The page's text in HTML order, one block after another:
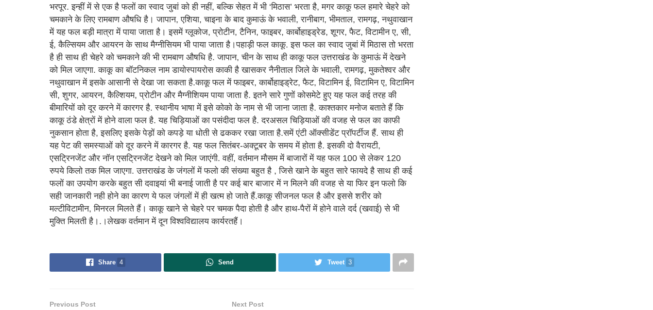
भरपूर. इन्हीं में से एक है फलों का स्वाद जुबां को ही नहीं, बल्कि सेहत में भी ‘मिठास’ भरता है, मगर काकू फल हमारे चेहरे को
चमकाने के लिए रामबाण औषधि है। जापान, एशिया, चाइना के बाद कुमाऊं के भवाली, रानीबाग, भीमताल, रामगढ़, नथुवाखान
में यह फल बड़ी मात्रा में पाया जाता है। इसमें ग्लूकोज, प्रोटीन, टैनिन, फाइबर, कार्बोहाइड्रेड, शूगर, फैट, विटामीन ए, सी,
ई, कैल्सियम और आयरन के साथ मैग्नीसियम भी पाया जाता है।पहाड़ी फल काकू. इस फल का स्वाद जुबां में मिठास तो भरता
है ही साथ ही चेहरे को चमकाने की भी रामबाण औषधि है. जापान, चीन के साथ ही काकू फल उत्तराखंड के कुमाऊं में देखने
को मिल जाएगा. काकू का बॉटनिकल नाम डायोस्पायरोस काकी है खासकर नैनीताल जिले के भवाली, रामगढ़, मुकतेश्वर और
नथुवाखान में इसके आसानी से देखा जा सकता है.काकू फल में फाइबर, कार्बोहाइड्रेट, फैट, विटामिन ई, विटामिन ए, विटामिन
सी, शुगर, आयरन, कैल्शियम, प्रोटीन और मैग्नीशियम पाया जाता है. इतने सारे गुणों कोसमेटे हुए यह फल कई तरह की
बीमारियों को दूर करने में कारगर है. स्थानीय भाषा में इसे कोको के नाम से भी जाना जाता है. काश्तकार मनोज बताते हैं कि
काकू ठंडे क्षेत्रों में होने वाला फल है. यह चिड़ियाओं का पसंदीदा फल है. दरअसल चिड़ियाओं की वजह से फल का काफी
नुकसान होता है, इसलिए इसके पेड़ों को कपड़े या धोती से ढककर रखा जाता है.समें एंटी ऑक्सीडेंट प्रॉपर्टीज हैं. साथ ही
यह पेट की समस्याओं को दूर करने में कारगर है. यह फल सितंबर-अक्टूबर के समय में होता है. इसकी दो वैरायटी,
एसट्रिनजेंट और नॉन एसट्रिनजेंट देखने को मिल जाएंगी. वहीं, वर्तमान मौसम में बाजारों में यह फल 100 से लेकर 120
रुपये किलो तक मिल जाएगा. उत्तराखंड के जंगलों में फलो की संख्या बहुत है , जिसे खाने के बहुत सारे फायदे है साथ ही कई
फलों का उपयोग करके बहुत सी दवाइयां भी बनाई जाती है पर कई बार बाजार में न मिलने की वजह से या फिर इन फलो कि
सही जानकारी नही होने का कारण ये फल जंगलों में ही खत्म हो जाते हैं.काकू सीजनल फल है और इससे शरीर को
मल्टीविटामीन, मिनरल मिलते हैं। काकू खाने से चेहरे पर चमक पैदा होती है और हाथ-पैरों में होने वाले दर्द (खवाई) से भी
मुक्ति मिलती है।.।लेखक वर्तमान में दून विश्वविद्यालय कार्यरतहैं।
Share 4 Send Tweet 3
Previous Post Next Post